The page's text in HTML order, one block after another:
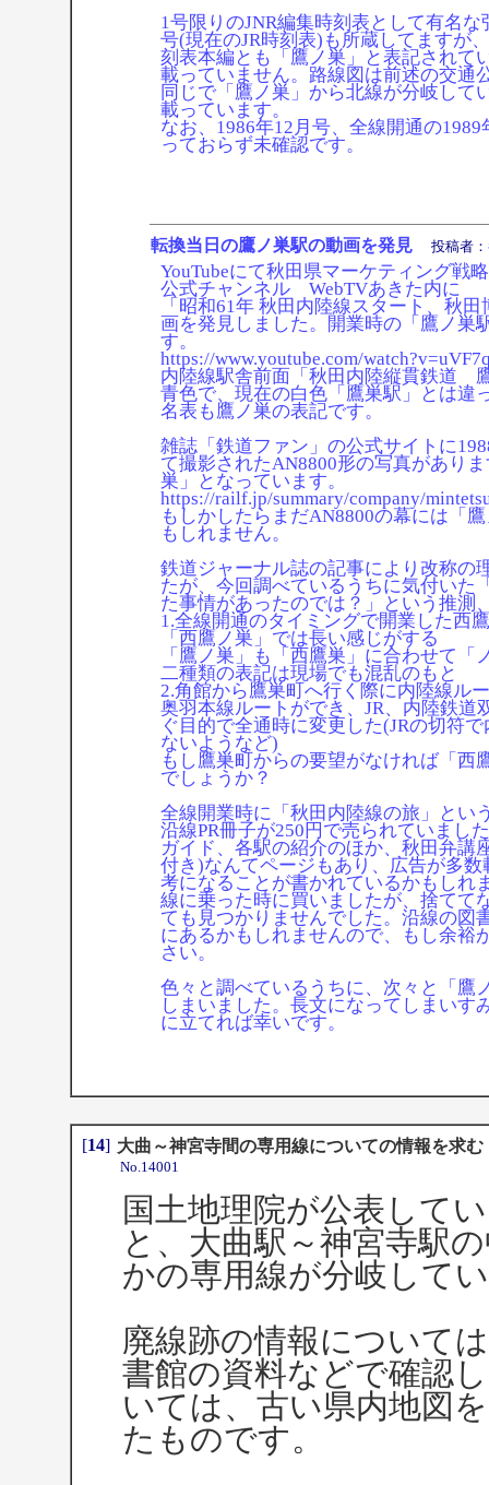
1号限りのJNR編集時刻表として有名
号(現在のJR時刻表)も所蔵してますが
刻表本編とも「鷹ノ巣」と表記されて
載っていません。路線図は前述の交通
同じで「鷹ノ巣」から北線が分岐して
載っています。
なお、1986年12月号、全線開通の
っておらず未確認です。
転換当日の鷹ノ巣駅の動画を発見 投稿者：
YouTubeにて秋田県マーケティング戦
公式チャンネル WebTVあきた内に
「昭和61年 秋田内陸線スタート、秋
画を発見しました。開業時の「鷹ノ巣
す。
https://www.youtube.com/
内陸線駅舎前面「秋田内陸縦貫鉄道
青色で、現在の白色「鷹巣駅」とは違
名表も鷹ノ巣の表記です。
雑誌「鉄道ファン」の公式サイトに
て撮影されたAN8800形の写真があり
巣」となっています。
https://railf.jp/summary/company/
もしかしたらまだAN8800の幕には「
もしれません。
鉄道ジャーナル誌の記事により改称の
たが、今回調べているうちに気付いた
た事情があったのでは？」という推測
1.全線開通のタイミングで開業した西
「西鷹ノ巣」では長い感じがする
「鷹ノ巣」も「西鷹巣」に合わせて「
二種類の表記は現場でも混乱のもと
2.角館から鷹巣町へ行く際に内陸線ル
奥羽本線ルートができ、JR、内陸鉄道
ぐ目的で全通時に変更した(JRの切符
ないようなど)
もし鷹巣町からの要望がなければ「西
でしょうか？
全線開業時に「秋田内陸線の旅」とい
沿線PR冊子が250円で売られていまし
ガイド、各駅の紹介のほか、秋田弁講
付き)なんてページもあり、広告が多
考になることが書かれているかもしれ
線に乗った時に買いましたが、捨てて
ても見つかりませんでした。沿線の図
にあるかもしれませんので、もし余裕
さい。
色々と調べているうちに、次々と「鷹
しまいました。長文になってしまいす
に立てれば幸いです。
[14] 大曲～神宮寺間の専用線についての情報を求む
No.14001
国土地理院が公表して
と、大曲駅～神宮寺駅
かの専用線が分岐して
廃線跡の情報について
書館の資料などで確認
いては、古い県内地図
たものです。